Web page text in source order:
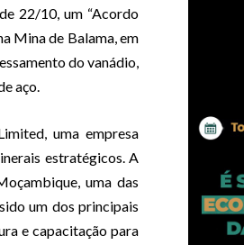
22/10, um “Acordo
Mina de Balama, em
do vanádio,
aço.
uma empresa
estratégicos. A
uma das
um dos principais
e capacitação para